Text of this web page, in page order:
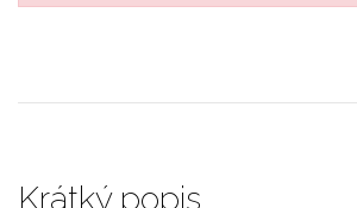
Krátký popis